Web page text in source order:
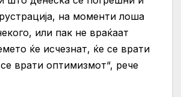
на моменти лоша
или пак не враќаат
ќе исчезнат, ќе се врати
врати оптимизмот“, рече